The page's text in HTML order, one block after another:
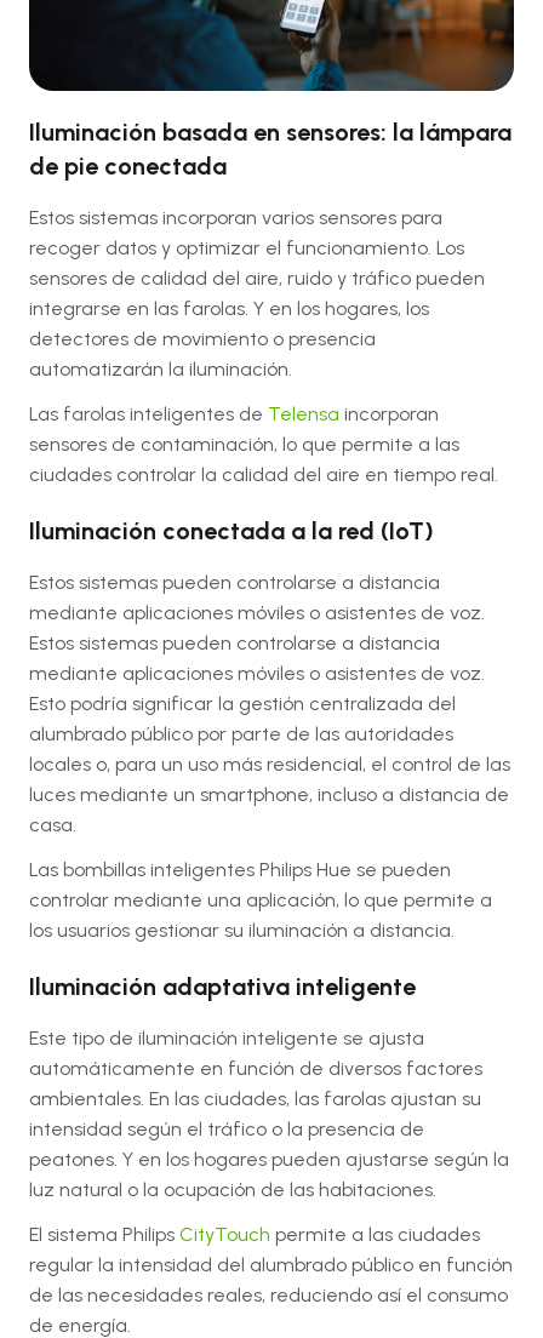
Iluminación basada en sensores: la lámpara
de pie conectada
Estos sistemas incorporan varios sensores para
recoger datos y optimizar el funcionamiento. Los
sensores de calidad del aire, ruido y tráfico pueden
integrarse en las farolas. Y en los hogares, los
detectores de movimiento o presencia
automatizarán la iluminación.
Las farolas inteligentes de Telensa incorporan
sensores de contaminación, lo que permite a las
ciudades controlar la calidad del aire en tiempo real.
Iluminación conectada a la red (IoT)
Estos sistemas pueden controlarse a distancia
mediante aplicaciones móviles o asistentes de voz.
Estos sistemas pueden controlarse a distancia
mediante aplicaciones móviles o asistentes de voz.
Esto podría significar la gestión centralizada del
alumbrado público por parte de las autoridades
locales o, para un uso más residencial, el control de las
luces mediante un smartphone, incluso a distancia de
casa.
Las bombillas inteligentes Philips Hue se pueden
controlar mediante una aplicación, lo que permite a
los usuarios gestionar su iluminación a distancia.
Iluminación adaptativa inteligente
Este tipo de iluminación inteligente se ajusta
automáticamente en función de diversos factores
ambientales. En las ciudades, las farolas ajustan su
intensidad según el tráfico o la presencia de
peatones. Y en los hogares pueden ajustarse según la
luz natural o la ocupación de las habitaciones.
El sistema Philips CityTouch permite a las ciudades
regular la intensidad del alumbrado público en función
de las necesidades reales, reduciendo así el consumo
de energía.